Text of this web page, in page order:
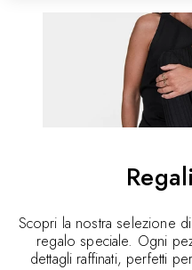
Scopri la nostra selezione
regalo speciale. Ogni
dettagli raffinati, perfetti